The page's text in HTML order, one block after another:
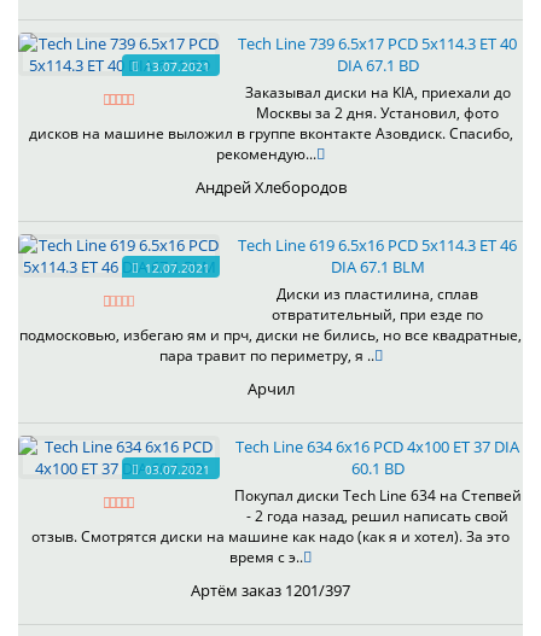
13.07.2021
Tech Line 739 6.5x17 PCD 5x114.3 ET 40
DIA 67.1 BD
Заказывал диски на KIA, приехали до
Москвы за 2 дня. Установил, фото
дисков на машине выложил в группе вконтакте Азовдиск. Спасибо,
рекомендую...
Андрей Хлебородов
12.07.2021
Tech Line 619 6.5x16 PCD 5x114.3 ET 46
DIA 67.1 BLM
Диски из пластилина, сплав
отвратительный, при езде по
подмосковью, избегаю ям и прч, диски не бились, но все квадратные,
пара травит по периметру, я ..
Арчил
03.07.2021
Tech Line 634 6x16 PCD 4x100 ET 37 DIA
60.1 BD
Покупал диски Tech Line 634 на Степвей
- 2 года назад, решил написать свой
отзыв. Смотрятся диски на машине как надо (как я и хотел). За это
время с э..
Артём заказ 1201/397